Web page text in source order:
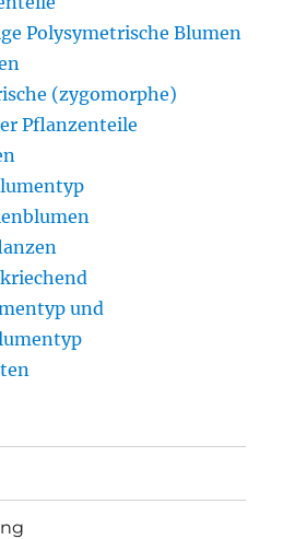
Polysymetrische Blumen
(zygomorphe)
Pflanzenteile
und